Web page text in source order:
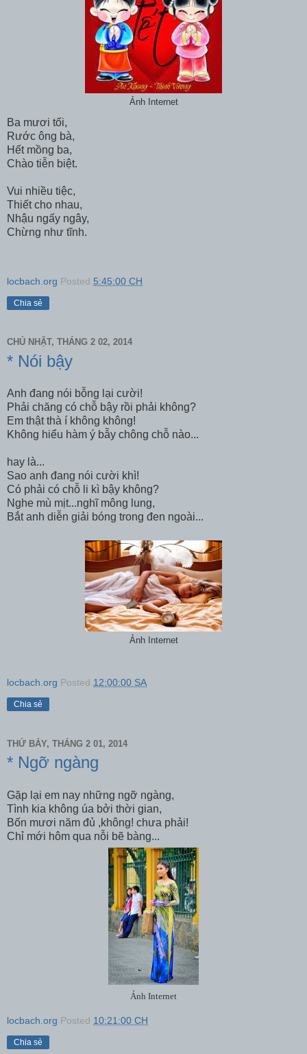
Ảnh Internet
Ba mươi tối,
Rước ông bà,
Hết mồng ba,
Chào tiễn biệt.
Vui nhiều tiệc,
Thiết cho nhau,
Nhậu ngấy ngây,
Chừng như tĩnh.
locbach.org Posted 5:45:00 CH
Chia sẻ
CHỦ NHẬT, THÁNG 2 02, 2014
* Nói bậy
Anh đang nói bỗng lại cười!
Phải chăng có chỗ bậy rồi phải không?
Em thật thà í không không!
Không hiểu hàm ý bẫy chông chỗ nào...
hay là...
Sao anh đang nói cười khì!
Có phải có chỗ li kì bậy không?
Nghe mù mịt...nghĩ mông lung,
Bắt anh diễn giải bóng trong đen ngoài...
Ảnh Internet
locbach.org Posted 12:00:00 SA
Chia sẻ
THỨ BẢY, THÁNG 2 01, 2014
* Ngỡ ngàng
Gặp lại em nay những ngỡ ngàng,
Tình kia không úa bởi thời gian,
Bốn mươi năm đủ ,không! chưa phải!
Chỉ mới hôm qua nỗi bẽ bàng...
Ảnh Internet
locbach.org Posted 10:21:00 CH
Chia sẻ